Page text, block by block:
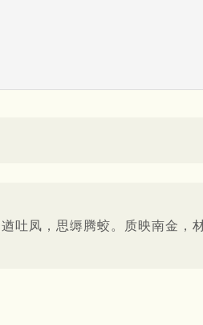
吐凤，思缛腾蛟。质映南金，